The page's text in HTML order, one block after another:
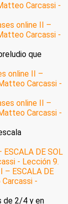
Carcassi -
que
online II –
Carcassi -
DE SOL
- Lección 9.
de 2/4 y en